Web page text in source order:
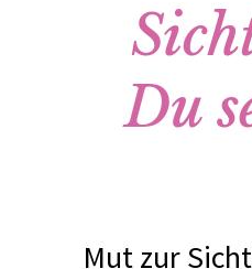
Du
Mut zur